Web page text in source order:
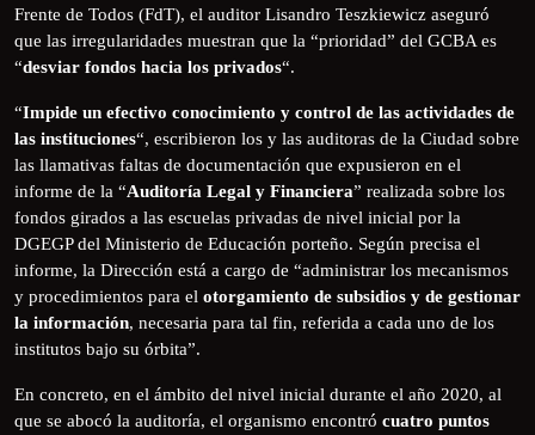
Frente de Todos (FdT), el auditor Lisandro Teszkiewicz aseguró
que las irregularidades muestran que la “prioridad” del GCBA es
“desviar fondos hacia los privados“.
“Impide un efectivo conocimiento y control de las actividades de
las instituciones“, escribieron los y las auditoras de la Ciudad sobre
las llamativas faltas de documentación que expusieron en el
informe de la “Auditoría Legal y Financiera” realizada sobre los
fondos girados a las escuelas privadas de nivel inicial por la
DGEGP del Ministerio de Educación porteño. Según precisa el
informe, la Dirección está a cargo de “administrar los mecanismos
y procedimientos para el otorgamiento de subsidios y de gestionar
la información, necesaria para tal fin, referida a cada uno de los
institutos bajo su órbita”.
En concreto, en el ámbito del nivel inicial durante el año 2020, al
que se abocó la auditoría, el organismo encontró cuatro puntos